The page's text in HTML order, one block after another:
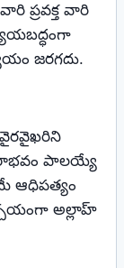
ప్రవక్త వారి
జరగదు.
పాలయ్యే
ఆధిపత్యం
అల్లాహ్‌